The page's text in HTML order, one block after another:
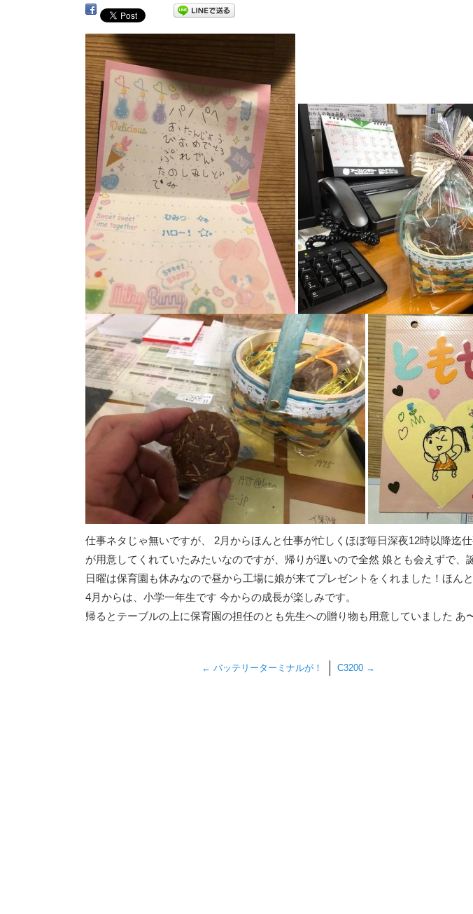
仕事ネタじゃ無いですが、 2月からほんと仕事が忙しくほぼ毎日深夜12時以降迄
が用意してくれていたみたいなのですが、帰りが遅いので全然 娘とも会えずで、
日曜は保育園も休みなので昼から工場に娘が来てプレゼントをくれました！ほん
4月からは、小学一年生です 今からの成長が楽しみです。
帰るとテーブルの上に保育園の担任のとも先生への贈り物も用意していました あ
← バッテリーターミナルが！ C3200 →